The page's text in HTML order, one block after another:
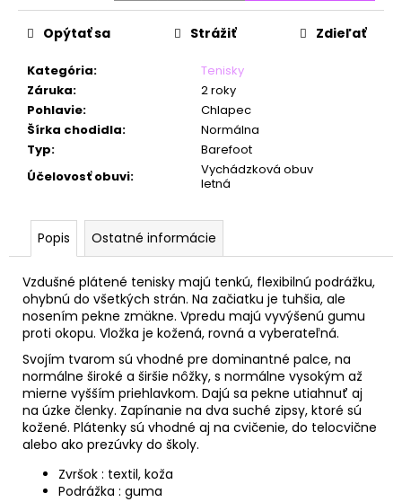
Kategória:
Tenisky
Záruka:
2 roky
Pohlavie:
Chlapec
Šírka chodidla:
Normálna
Typ:
Barefoot
Účelovosť obuvi:
Vychádzková obuv
letná
Opýtať sa Strážiť Zdieľať
Popis Ostatné informácie
Vzdušné plátené tenisky majú tenkú, flexibilnú podrážku,
ohybnú do všetkých strán. Na začiatku je tuhšia, ale
nosením pekne zmäkne. Vpredu majú vyvýšenú gumu
proti okopu. Vložka je kožená, rovná a vyberateľná.
Svojím tvarom sú vhodné pre dominantné palce, na
normálne široké a širšie nôžky, s normálne vysokým až
mierne vyšším priehlavkom. Dajú sa pekne utiahnuť aj
na úzke členky. Zapínanie na dva suché zipsy, ktoré sú
kožené. Plátenky sú vhodné aj na cvičenie, do telocvične
alebo ako prezúvky do školy.
Zvršok : textil, koža
Podrážka : guma
m
e